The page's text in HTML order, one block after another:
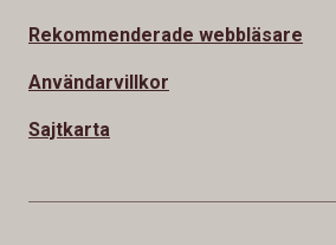
Rekommenderade webbläsare
Användarvillkor
Sajtkarta